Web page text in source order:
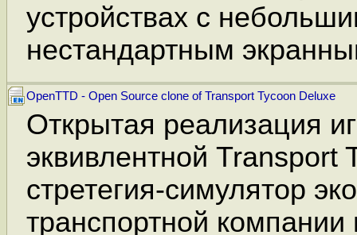
устройствах с
нестандартным
OpenTTD - Open Source clone of Transport Tycoon Deluxe
Открытая реализация
эквивлентной Transport
стретегия-симулятор
транспортной